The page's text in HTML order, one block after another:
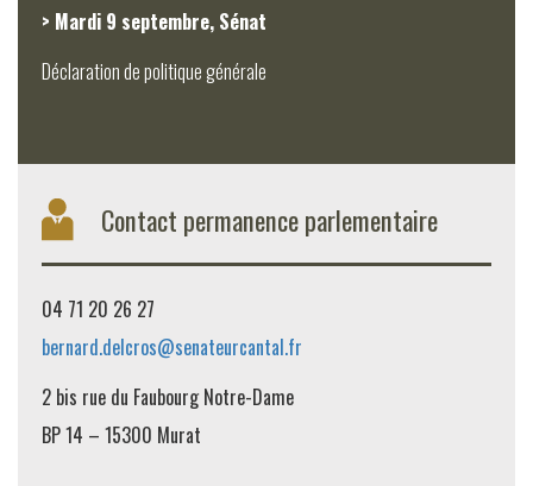
> Mardi 9 septembre, Sénat
Déclaration de politique générale
Contact permanence parlementaire
04 71 20 26 27
bernard.delcros@senateurcantal.fr
2 bis rue du Faubourg Notre-Dame
BP 14 – 15300 Murat